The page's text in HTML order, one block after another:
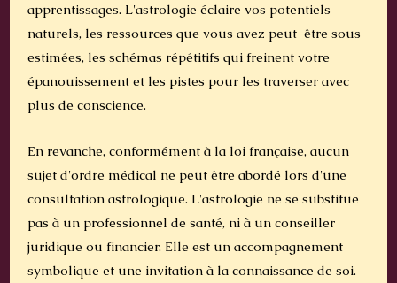
apprentissages. L'astrologie éclaire vos potentiels
naturels, les ressources que vous avez peut-être sous-
estimées, les schémas répétitifs qui freinent votre
épanouissement et les pistes pour les traverser avec
plus de conscience.
En revanche, conformément à la loi française, aucun
sujet d'ordre médical ne peut être abordé lors d'une
consultation astrologique. L'astrologie ne se substitue
pas à un professionnel de santé, ni à un conseiller
juridique ou financier. Elle est un accompagnement
symbolique et une invitation à la connaissance de soi.